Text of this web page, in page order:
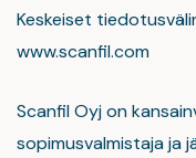
Keskeiset
www.scanfil.com
Scanfil Oyj on
sopimusvalmistaja ja